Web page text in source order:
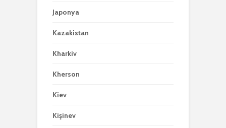
Japonya
Kazakistan
Kharkiv
Kherson
Kiev
Kişinev